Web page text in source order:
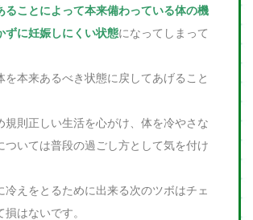
ることによって本来備わっている体の機
ずに妊娠しにくい状態になってしまって
を本来あるべき状態に戻してあげること
規則正しい生活を心がけ、体を冷やさな
ついては普段の過ごし方として気を付け
冷えをとるために出来る次のツボはチェ
はないです。